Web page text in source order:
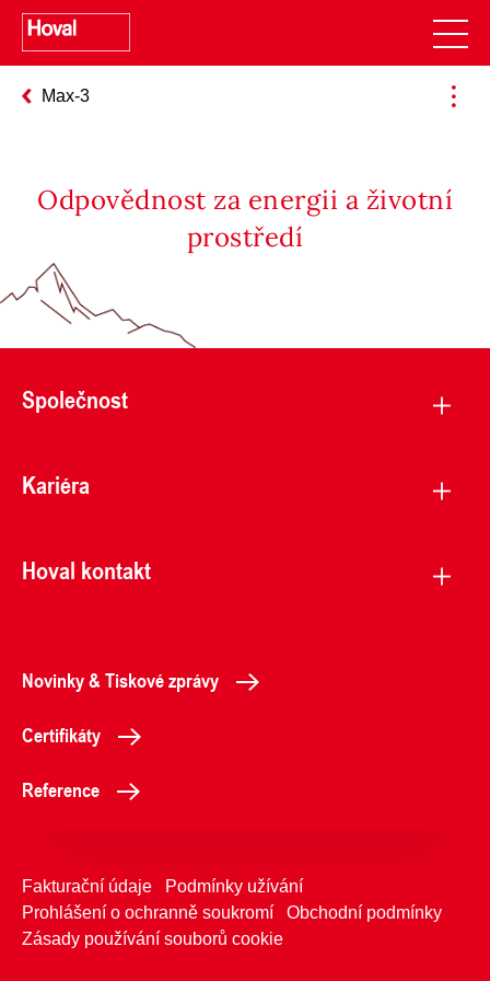
Max-3
Odpovědnost za energii a životní
prostředí
Společnost
Kariéra
Hoval kontakt
Novinky & Tiskové zprávy
Certifikáty
Reference
Fakturační údaje
Podmínky užívání
Prohlášení o ochranně soukromí
Obchodní podmínky
Zásady používání souborů cookie